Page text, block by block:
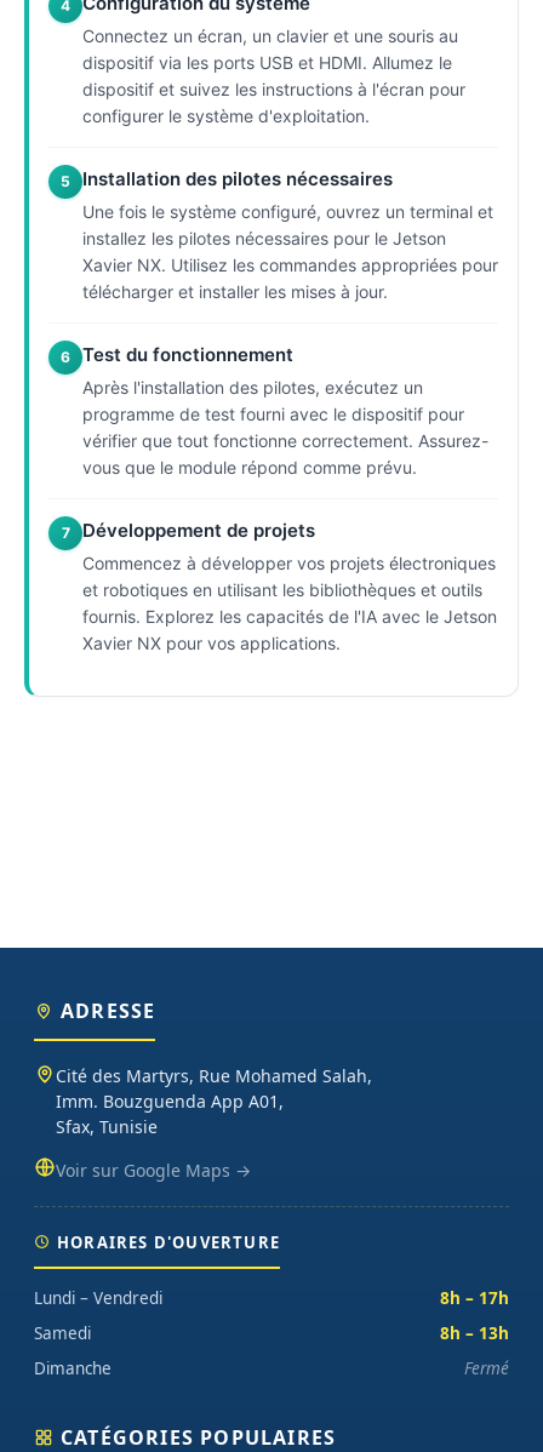
4
Connectez un écran, un clavier et une souris au
dispositif via les ports USB et HDMI. Allumez le
dispositif et suivez les instructions à l'écran pour
configurer le système d'exploitation.
5 Installation des pilotes nécessaires
Une fois le système configuré, ouvrez un terminal et
installez les pilotes nécessaires pour le Jetson
Xavier NX. Utilisez les commandes appropriées pour
télécharger et installer les mises à jour.
6 Test du fonctionnement
Après l'installation des pilotes, exécutez un
programme de test fourni avec le dispositif pour
vérifier que tout fonctionne correctement. Assurez-
vous que le module répond comme prévu.
7 Développement de projets
Commencez à développer vos projets électroniques
et robotiques en utilisant les bibliothèques et outils
fournis. Explorez les capacités de l'IA avec le Jetson
Xavier NX pour vos applications.
ADRESSE
Cité des Martyrs, Rue Mohamed Salah,
Imm. Bouzguenda App A01,
Sfax, Tunisie
Voir sur Google Maps →
HORAIRES D'OUVERTURE
Lundi – Vendredi
8h – 17h
Samedi
8h – 13h
Dimanche
Fermé
CATÉGORIES POPULAIRES